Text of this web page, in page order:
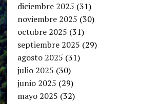
diciembre 2025 (31)
noviembre 2025 (30)
octubre 2025 (31)
septiembre 2025 (29)
agosto 2025 (31)
julio 2025 (30)
junio 2025 (29)
mayo 2025 (32)